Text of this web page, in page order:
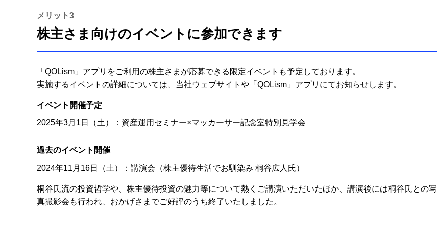
メリット3
株主さま向けのイベントに参加できます
「QOLism」アプリをご利用の株主さまが応募できる限定イベントも予定しております。
実施するイベントの詳細については、当社ウェブサイトや「QOLism」アプリにてお知らせします。
イベント開催予定
2025年3月1日（土）：資産運用セミナー×マッカーサー記念室特別見学会
過去のイベント開催
2024年11月16日（土）：講演会（株主優待生活でお馴染み 桐谷広人氏）
桐谷氏流の投資哲学や、株主優待投資の魅力等について熱くご講演いただいたほか、講演後には桐谷氏との写
真撮影会も行われ、おかげさまでご好評のうち終了いたしました。